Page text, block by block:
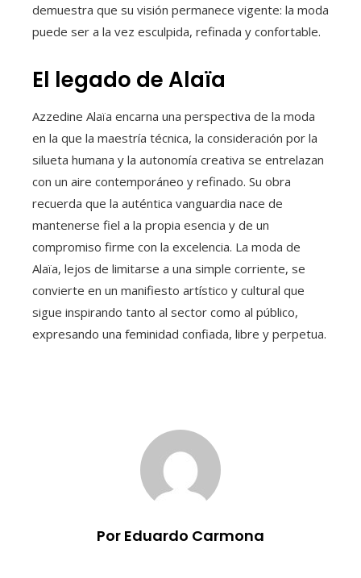
demuestra que su visión permanece vigente: la moda
puede ser a la vez esculpida, refinada y confortable.
El legado de Alaïa
Azzedine Alaïa encarna una perspectiva de la moda
en la que la maestría técnica, la consideración por la
silueta humana y la autonomía creativa se entrelazan
con un aire contemporáneo y refinado. Su obra
recuerda que la auténtica vanguardia nace de
mantenerse fiel a la propia esencia y de un
compromiso firme con la excelencia. La moda de
Alaïa, lejos de limitarse a una simple corriente, se
convierte en un manifiesto artístico y cultural que
sigue inspirando tanto al sector como al público,
expresando una feminidad confiada, libre y perpetua.
Por Eduardo Carmona